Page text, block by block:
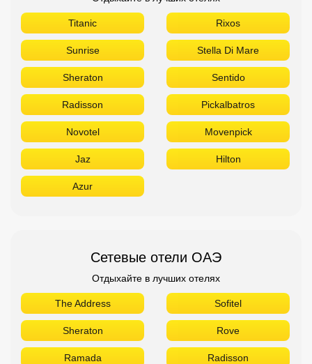
Titanic Rixos
Sunrise Stella Di Mare
Sheraton Sentido
Radisson Pickalbatros
Novotel Movenpick
Jaz Hilton
Azur
Сетевые отели ОАЭ
Отдыхайте в лучших отелях
The Address Sofitel
Sheraton Rove
Ramada Radisson